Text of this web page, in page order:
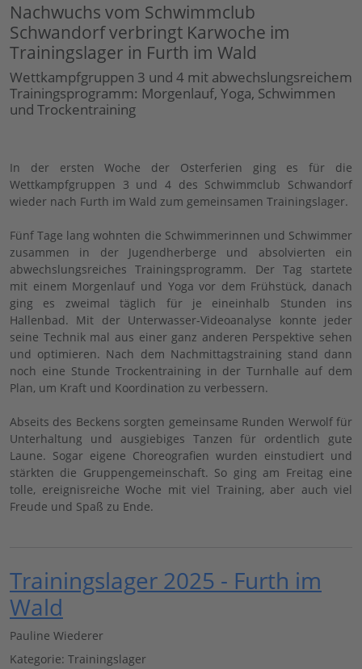
Nachwuchs vom Schwimmclub
Schwandorf verbringt Karwoche im
Trainingslager in Furth im Wald
Wettkampfgruppen 3 und 4 mit abwechslungsreichem
Trainingsprogramm: Morgenlauf, Yoga, Schwimmen
und Trockentraining
In der ersten Woche der Osterferien ging es für die
Wettkampfgruppen 3 und 4 des Schwimmclub Schwandorf
wieder nach Furth im Wald zum gemeinsamen Trainingslager.
Fünf Tage lang wohnten die Schwimmerinnen und Schwimmer
zusammen in der Jugendherberge und absolvierten ein
abwechslungsreiches Trainingsprogramm. Der Tag startete
mit einem Morgenlauf und Yoga vor dem Frühstück, danach
ging es zweimal täglich für je eineinhalb Stunden ins
Hallenbad. Mit der Unterwasser-Videoanalyse konnte jeder
seine Technik mal aus einer ganz anderen Perspektive sehen
und optimieren. Nach dem Nachmittagstraining stand dann
noch eine Stunde Trockentraining in der Turnhalle auf dem
Plan, um Kraft und Koordination zu verbessern.
Abseits des Beckens sorgten gemeinsame Runden Werwolf für
Unterhaltung und ausgiebiges Tanzen für ordentlich gute
Laune. Sogar eigene Choreografien wurden einstudiert und
stärkten die Gruppengemeinschaft. So ging am Freitag eine
tolle, ereignisreiche Woche mit viel Training, aber auch viel
Freude und Spaß zu Ende.
Trainingslager 2025 - Furth im
Wald
Pauline Wiederer
Kategorie: Trainingslager